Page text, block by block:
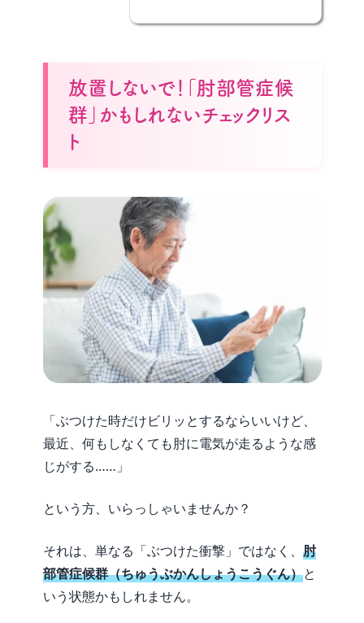
放置しないで！「肘部管症候
群」かもしれないチェックリス
ト
「ぶつけた時だけビリッとするならいいけど、
最近、何もしなくても肘に電気が走るような感
じがする……」
という方、いらっしゃいませんか？
それは、単なる「ぶつけた衝撃」ではなく、 肘
部管症候群（ちゅうぶかんしょうこうぐん）と
いう状態かもしれません。